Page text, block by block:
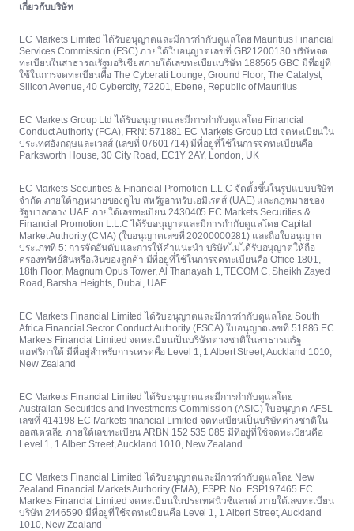
เกี่ยวกับบริษัท
EC Markets Limited ได้รับอนุญาตและมีการกำกับดูแลโดย Mauritius Financial
Services Commission (FSC) ภายใต้ใบอนุญาตเลขที่ GB21200130 บริษัทจด
ทะเบียนในสาธารณรัฐมอริเชียสภายใต้เลขทะเบียนบริษัท 188565 GBC มีที่อยู่ที่
ใช้ในการจดทะเบียนคือ The Cyberati Lounge, Ground Floor, The Catalyst,
Silicon Avenue, 40 Cybercity, 72201, Ebene, Republic of Mauritius
EC Markets Group Ltd ได้รับอนุญาตและมีการกำกับดูแลโดย Financial
Conduct Authority (FCA), FRN: 571881 EC Markets Group Ltd จดทะเบียนใน
ประเทศอังกฤษและเวลส์ (เลขที่ 07601714) มีที่อยู่ที่ใช้ในการจดทะเบียนคือ
Parksworth House, 30 City Road, EC1Y 2AY, London, UK
EC Markets Securities & Financial Promotion L.L.C จัดตั้งขึ้นในรูปแบบบริษัท
จำกัด ภายใต้กฎหมายของดูไบ สหรัฐอาหรับเอมิเรตส์ (UAE) และกฎหมายของ
รัฐบาลกลาง UAE ภายใต้เลขทะเบียน 2430405 EC Markets Securities &
Financial Promotion L.L.C ได้รับอนุญาตและมีการกำกับดูแลโดย Capital
Market Authority (CMA) (ใบอนุญาตเลขที่ 20200000281) และถือใบอนุญาต
ประเภทที่ 5: การจัดอันดับและการให้คำแนะนำ บริษัทไม่ได้รับอนุญาตให้ถือ
ครองทรัพย์สินหรือเงินของลูกค้า มีที่อยู่ที่ใช้ในการจดทะเบียนคือ Office 1801,
18th Floor, Magnum Opus Tower, Al Thanayah 1, TECOM C, Sheikh Zayed
Road, Barsha Heights, Dubai, UAE
EC Markets Financial Limited ได้รับอนุญาตและมีการกำกับดูแลโดย South
Africa Financial Sector Conduct Authority (FSCA) ใบอนุญาตเลขที่ 51886 EC
Markets Financial Limited จดทะเบียนเป็นบริษัทต่างชาติในสาธารณรัฐ
แอฟริกาใต้ มีที่อยู่สำหรับการเทรดคือ Level 1, 1 Albert Street, Auckland 1010,
New Zealand
EC Markets Financial Limited ได้รับอนุญาตและมีการกำกับดูแลโดย
Australian Securities and Investments Commission (ASIC) ใบอนุญาต AFSL
เลขที่ 414198 EC Markets financial Limited จดทะเบียนเป็นบริษัทต่างชาติใน
ออสเตรเลีย ภายใต้เลขทะเบียน ARBN 152 535 085 มีที่อยู่ที่ใช้จดทะเบียนคือ
Level 1, 1 Albert Street, Auckland 1010, New Zealand
EC Markets Financial Limited ได้รับอนุญาตและมีการกำกับดูแลโดย New
Zealand Financial Markets Authority (FMA), FSPR No. FSP197465 EC
Markets Financial Limited จดทะเบียนในประเทศนิวซีแลนด์ ภายใต้เลขทะเบียน
บริษัท 2446590 มีที่อยู่ที่ใช้จดทะเบียนคือ Level 1, 1 Albert Street, Auckland
1010, New Zealand